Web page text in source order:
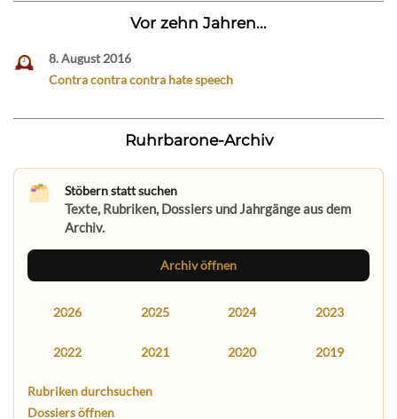
Vor zehn Jahren...
8. August 2016
Contra contra contra hate speech
Ruhrbarone-Archiv
Stöbern statt suchen
Texte, Rubriken, Dossiers und Jahrgänge aus dem
Archiv.
Archiv öffnen
2026 2025 2024 2023
2022 2021 2020 2019
Rubriken durchsuchen
Dossiers öffnen